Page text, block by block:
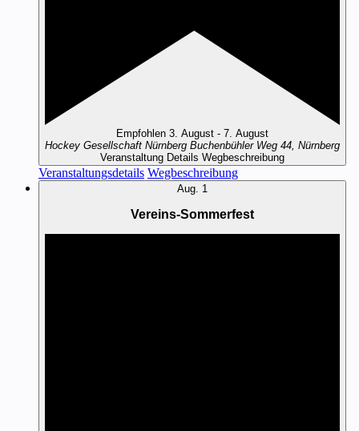
Empfohlen 3. August - 7. August
Hockey Gesellschaft Nürnberg
Buchenbühler Weg 44, Nürnberg
Veranstaltung Details Wegbeschreibung
Veranstaltungsdetails Wegbeschreibung
Aug. 1
Vereins-Sommerfest